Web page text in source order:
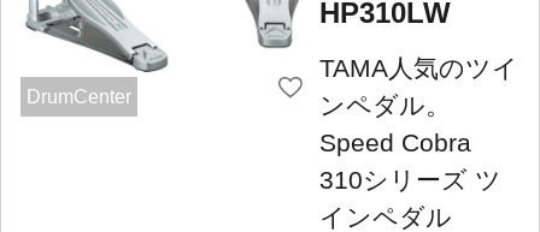
DrumCenter
HP310LW
TAMA人気のツイ
ンペダル。
Speed Cobra
310シリーズ ツ
インペダル